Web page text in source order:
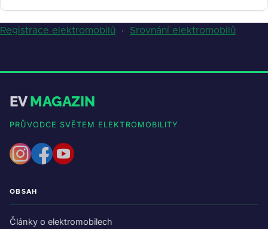
Registrace elektromobilů · Srovnání elektromobilů
EVMAGAZIN
PRŮVODCE SVĚTEM ELEKTROMOBILITY
OBSAH
Články o elektromobilech